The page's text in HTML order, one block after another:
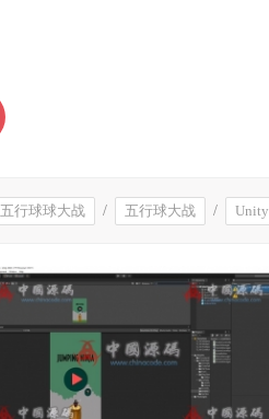
Unity
/
五行球大战
/
五行球球大战